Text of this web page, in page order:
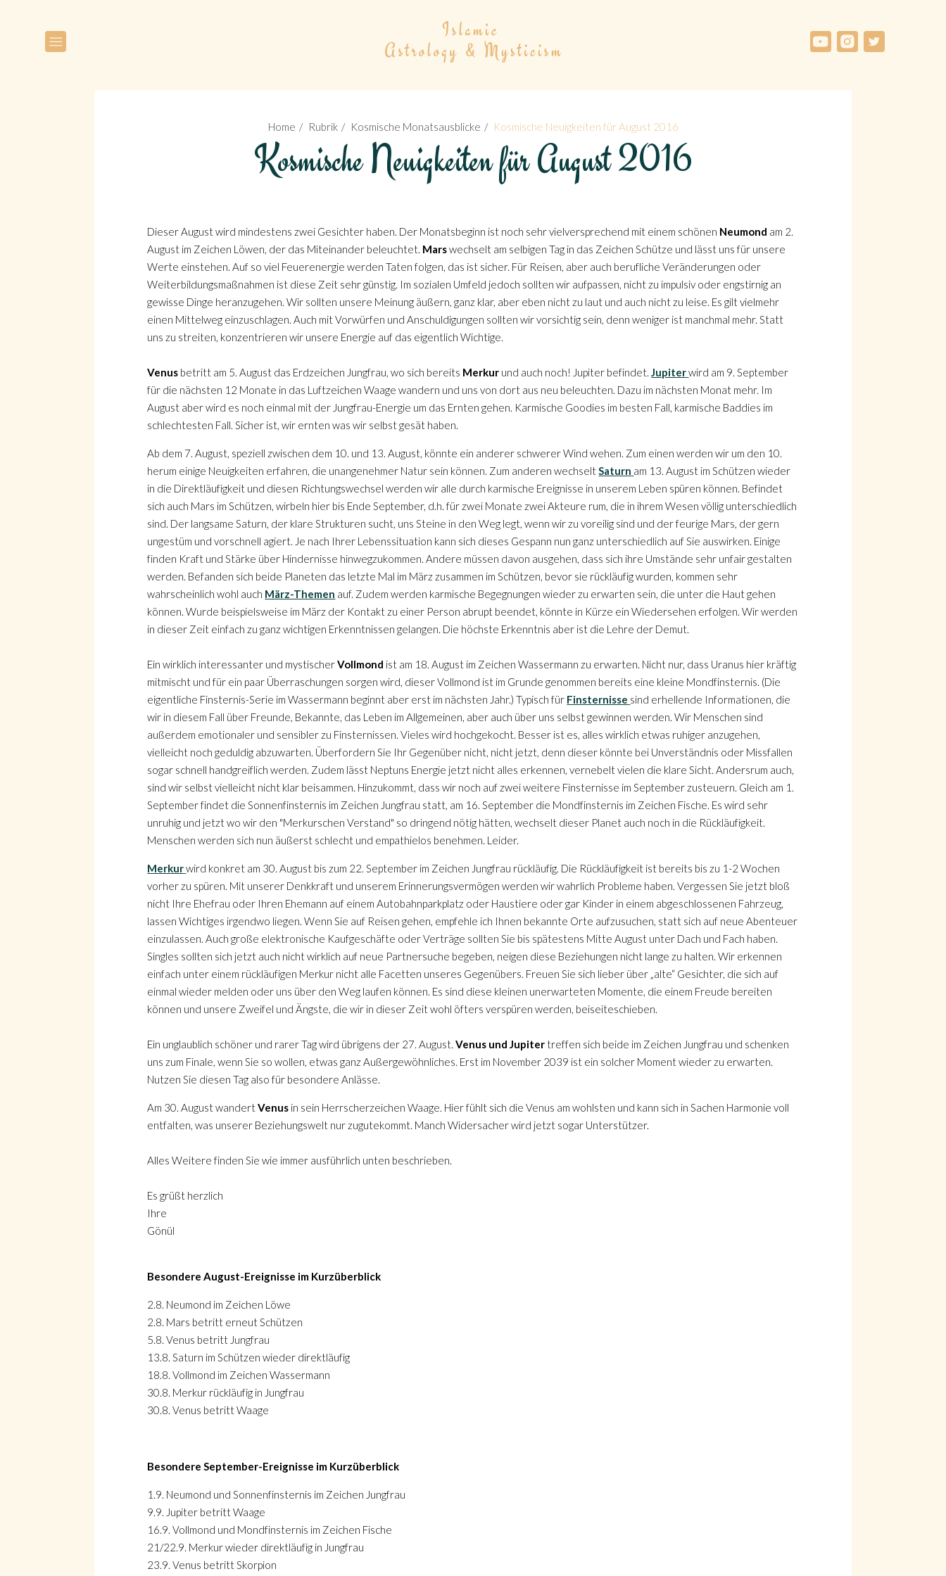
Home Rubrik Kosmische Monatsausblicke Kosmische Neuigkeiten für August 2016
Kosmische Neuigkeiten für August 2016
Dieser August wird mindestens zwei Gesichter haben. Der Monatsbeginn ist noch sehr vielversprechend mit einem schönen Neumond am 2.
August im Zeichen Löwen, der das Miteinander beleuchtet. Marswechselt am selbigen Tag in das Zeichen Schütze und lässt uns für unsere
Werte einstehen. Auf so viel Feuerenergie werden Taten folgen, das ist sicher. Für Reisen, aber auch berufliche Veränderungen oder
Weiterbildungsmaßnahmen ist diese Zeit sehr günstig. Im sozialen Umfeld jedoch sollten wir aufpassen, nicht zu impulsiv oder engstirnig an
gewisse Dinge heranzugehen. Wir sollten unsere Meinung äußern, ganz klar, aber eben nicht zu laut und auch nicht zu leise. Es gilt vielmehr
einen Mittelweg einzuschlagen. Auch mit Vorwürfen und Anschuldigungen sollten wir vorsichtig sein, denn weniger ist manchmal mehr. Statt
uns zu streiten, konzentrieren wir unsere Energie auf das eigentlich Wichtige.
Venus betritt am 5. August das Erdzeichen Jungfrau, wo sich bereits Merkur und auch noch! Jupiter befindet.Jupiterwird am 9. September
für die nächsten 12 Monate in das Luftzeichen Waage wandern und uns von dort aus neu beleuchten. Dazu im nächsten Monat mehr. Im
August aber wird es noch einmal mit der Jungfrau-Energie um das Ernten gehen. Karmische Goodies im besten Fall, karmische Baddies im
schlechtesten Fall. Sicher ist, wir ernten was wir selbst gesät haben.
Ab dem 7. August, speziell zwischen dem 10. und 13. August, könnte ein anderer schwerer Wind wehen. Zum einen werden wir um den 10.
herum einige Neuigkeiten erfahren, die unangenehmer Natur sein können. Zum anderen wechseltSaturn am 13. August im Schützen wieder
in die Direktläufigkeit und diesen Richtungswechsel werden wir alle durch karmische Ereignisse in unserem Leben spüren können. Befindet
sich auch Mars im Schützen, wirbeln hier bis Ende September, d.h. für zwei Monate zwei Akteure rum, die in ihrem Wesen völlig unterschiedlich
sind. Der langsame Saturn, der klare Strukturen sucht, uns Steine in den Weg legt, wenn wir zu voreilig sind und der feurige Mars, der gern
ungestüm und vorschnell agiert. Je nach Ihrer Lebenssituation kann sich dieses Gespann nun ganz unterschiedlich auf Sie auswirken. Einige
finden Kraft und Stärke über Hindernisse hinwegzukommen. Andere müssen davon ausgehen, dass sich ihre Umstände sehr unfair gestalten
werden. Befanden sich beide Planeten das letzte Mal im März zusammen im Schützen, bevor sie rückläufig wurden, kommen sehr
wahrscheinlich wohl auch März-Themen auf. Zudem werden karmische Begegnungen wieder zu erwarten sein, die unter die Haut gehen
können. Wurde beispielsweise im März der Kontakt zu einer Person abrupt beendet, könnte in Kürze ein Wiedersehen erfolgen. Wir werden
in dieser Zeit einfach zu ganz wichtigen Erkenntnissen gelangen. Die höchste Erkenntnis aber ist die Lehre der Demut.
Ein wirklich interessanter und mystischerVollmond ist am 18. August im Zeichen Wassermann zu erwarten. Nicht nur, dass Uranus hier kräftig
mitmischt und für ein paar Überraschungen sorgen wird, dieser Vollmond ist im Grunde genommen bereits eine kleine Mondfinsternis. (Die
eigentliche Finsternis-Serie im Wassermann beginnt aber erst im nächsten Jahr.) Typisch für Finsternisse sind erhellende Informationen, die
wir in diesem Fall über Freunde, Bekannte, das Leben im Allgemeinen, aber auch über uns selbst gewinnen werden. Wir Menschen sind
außerdem emotionaler und sensibler zu Finsternissen. Vieles wird hochgekocht. Besser ist es, alles wirklich etwas ruhiger anzugehen,
vielleicht noch geduldig abzuwarten. Überfordern Sie Ihr Gegenüber nicht, nicht jetzt, denn dieser könnte bei Unverständnis oder Missfallen
sogar schnell handgreiflich werden. Zudem lässt Neptuns Energie jetzt nicht alles erkennen, vernebelt vielen die klare Sicht. Andersrum auch,
sind wir selbst vielleicht nicht klar beisammen. Hinzukommt, dass wir noch auf zwei weitere Finsternisse im September zusteuern. Gleich am 1.
September findet die Sonnenfinsternis im Zeichen Jungfrau statt, am 16. September die Mondfinsternis im Zeichen Fische. Es wird sehr
unruhig und jetzt wo wir den "Merkurschen Verstand" so dringend nötig hätten, wechselt dieser Planet auch noch in die Rückläufigkeit.
Menschen werden sich nun äußerst schlecht und empathielos benehmen. Leider.
Merkurwird konkret am 30. August bis zum 22. September im Zeichen Jungfrau rückläufig. Die Rückläufigkeit ist bereits bis zu 1-2 Wochen
vorher zu spüren. Mit unserer Denkkraft und unserem Erinnerungsvermögen werden wir wahrlich Probleme haben. Vergessen Sie jetzt bloß
nicht Ihre Ehefrau oder Ihren Ehemann auf einem Autobahnparkplatz oder Haustiere oder gar Kinder in einem abgeschlossenen Fahrzeug,
lassen Wichtiges irgendwo liegen. Wenn Sie auf Reisen gehen, empfehle ich Ihnen bekannte Orte aufzusuchen, statt sich auf neue Abenteuer
einzulassen. Auch große elektronische Kaufgeschäfte oder Verträge sollten Sie bis spätestens Mitte August unter Dach und Fach haben.
Singles sollten sich jetzt auch nicht wirklich auf neue Partnersuche begeben, neigen diese Beziehungen nicht lange zu halten. Wir erkennen
einfach unter einem rückläufigen Merkur nicht alle Facetten unseres Gegenübers. Freuen Sie sich lieber über „alte“ Gesichter, die sich auf
einmal wieder melden oder uns über den Weg laufen können. Es sind diese kleinen unerwarteten Momente, die einem Freude bereiten
können und unsere Zweifel und Ängste, die wir in dieser Zeit wohl öfters verspüren werden, beiseiteschieben.
Ein unglaublich schöner und rarer Tag wird übrigens der 27. August.Venus und Jupiter treffen sich beide im Zeichen Jungfrau und schenken
uns zum Finale, wenn Sie so wollen, etwas ganz Außergewöhnliches. Erst im November 2039 ist ein solcher Moment wieder zu erwarten.
Nutzen Sie diesen Tag also für besondere Anlässe.
Am 30. August wandertVenus in sein Herrscherzeichen Waage. Hier fühlt sich die Venus am wohlsten und kann sich in Sachen Harmonie voll
entfalten, was unserer Beziehungswelt nur zugutekommt. Manch Widersacher wird jetzt sogar Unterstützer.
Alles Weitere finden Sie wie immer ausführlich unten beschrieben.
Es grüßt herzlich
Ihre
Gönül
Besondere August-Ereignisse im Kurzüberblick
2.8. Neumond im Zeichen Löwe
2.8. Mars betritt erneut Schützen
5.8. Venus betritt Jungfrau
13.8. Saturn im Schützen wieder direktläufig
18.8. Vollmond im Zeichen Wassermann
30.8. Merkur rückläufig in Jungfrau
30.8. Venus betritt Waage
Besondere September-Ereignisse im Kurzüberblick
1.9. Neumond und Sonnenfinsternis im Zeichen Jungfrau
9.9. Jupiter betritt Waage
16.9. Vollmond und Mondfinsternis im Zeichen Fische
21/22.9. Merkur wieder direktläufig in Jungfrau
23.9. Venus betritt Skorpion